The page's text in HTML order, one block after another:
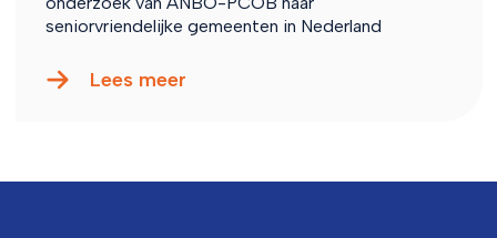
seniorvriendelijke gemeenten in Nederland
Lees meer